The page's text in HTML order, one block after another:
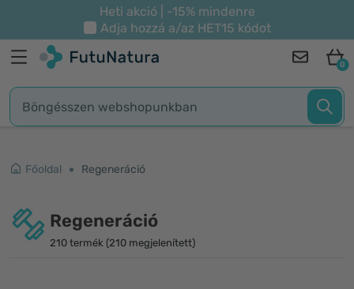
Heti akció | -15% mindenre
Adja hozzá a/az HET15 kódot
0
Főoldal Regeneráció
Regeneráció
210 termék (210 megjelenített)